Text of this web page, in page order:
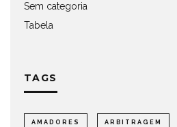
Sem categoria
Tabela
TAGS
AMADORES ARBITRAGEM